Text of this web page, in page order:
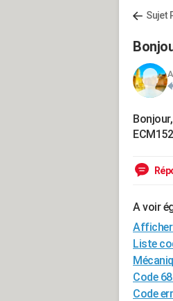
Sujet
A voir
Afficher
Liste
Code
Code